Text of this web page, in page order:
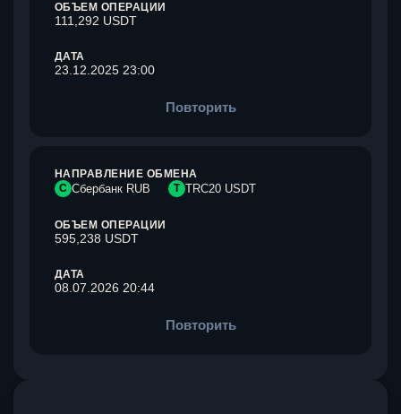
ОБЪЕМ ОПЕРАЦИИ
111,292 USDT
ДАТА
23.12.2025 23:00
Повторить
НАПРАВЛЕНИЕ ОБМЕНА
С Сбербанк RUB T TRC20 USDT
ОБЪЕМ ОПЕРАЦИИ
595,238 USDT
ДАТА
08.07.2026 20:44
Повторить